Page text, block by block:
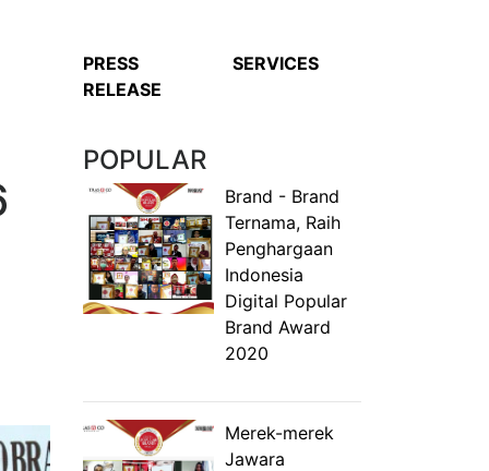
PRESS
RELEASE
SERVICES
POPULAR
Brand - Brand
Ternama, Raih
Penghargaan
Indonesia
Digital Popular
Brand Award
2020
Merek-merek
Jawara